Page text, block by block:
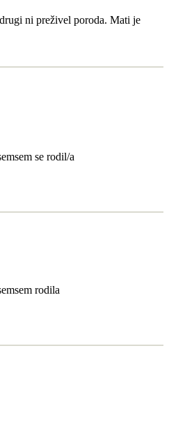
ni preživel poroda. Mati je
sem se rodil/a
sem rodila